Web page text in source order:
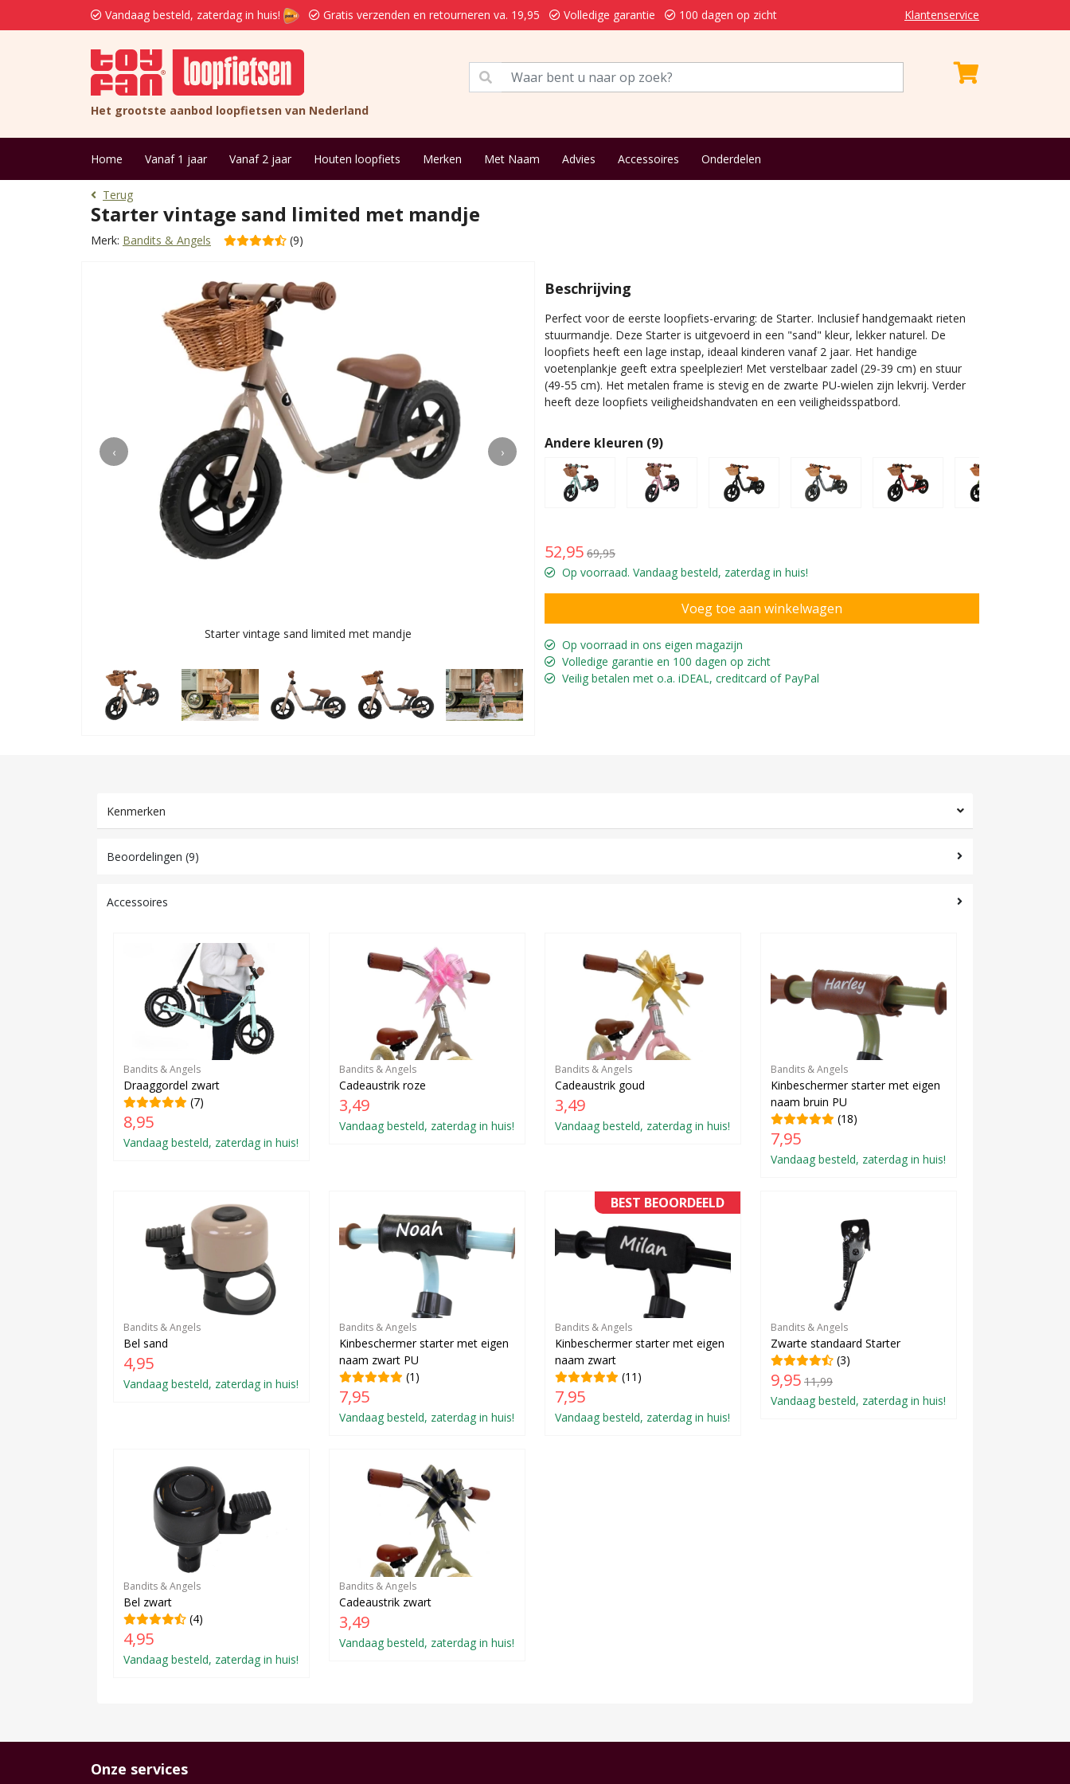
Vandaag besteld, zaterdag in huis! Gratis verzenden en retourneren va. 19,95 Volledige garantie 100 dagen op zicht Klantenservice
Het grootste aanbod loopfietsen van Nederland
Home Vanaf 1 jaar Vanaf 2 jaar Houten loopfiets Merken Met Naam Advies Accessoires Onderdelen
Terug
Starter vintage sand limited met mandje
Merk: Bandits & Angels (9)
‹ ›
Starter vintage sand limited met mandje
Beschrijving
Perfect voor de eerste loopfiets-ervaring: de Starter. Inclusief handgemaakt rieten
stuurmandje. Deze Starter is uitgevoerd in een "sand" kleur, lekker naturel. De
loopfiets heeft een lage instap, ideaal kinderen vanaf 2 jaar. Het handige
voetenplankje geeft extra speelplezier! Met verstelbaar zadel (29-39 cm) en stuur
(49-55 cm). Het metalen frame is stevig en de zwarte PU-wielen zijn lekvrij. Verder
heeft deze loopfiets veiligheidshandvaten en een veiligheidsspatbord.
Andere kleuren (9)
52,95 69,95
Op voorraad. Vandaag besteld, zaterdag in huis!
Op voorraad in ons eigen magazijn
Volledige garantie en 100 dagen op zicht
Veilig betalen met o.a. iDEAL, creditcard of PayPal
Kenmerken
Beoordelingen (9)
Accessoires
Bandits & Angels
Draaggordel zwart
(7)
8,95
Vandaag besteld, zaterdag in huis!
Bandits & Angels
Cadeaustrik roze
3,49
Vandaag besteld, zaterdag in huis!
Bandits & Angels
Cadeaustrik goud
3,49
Vandaag besteld, zaterdag in huis!
Bandits & Angels
Kinbeschermer starter met eigen
naam bruin PU
(18)
7,95
Vandaag besteld, zaterdag in huis!
Bandits & Angels
Bel sand
4,95
Vandaag besteld, zaterdag in huis!
Bandits & Angels
Kinbeschermer starter met eigen
naam zwart PU
(1)
7,95
Vandaag besteld, zaterdag in huis!
BEST BEOORDEELD
Bandits & Angels
Kinbeschermer starter met eigen
naam zwart
(11)
7,95
Vandaag besteld, zaterdag in huis!
Bandits & Angels
Zwarte standaard Starter
(3)
9,95 11,99
Vandaag besteld, zaterdag in huis!
Bandits & Angels
Bel zwart
(4)
4,95
Vandaag besteld, zaterdag in huis!
Bandits & Angels
Cadeaustrik zwart
3,49
Vandaag besteld, zaterdag in huis!
Onze services